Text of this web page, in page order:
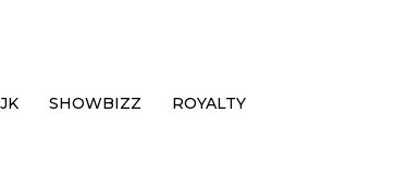
SHOWBIZZ ROYALTY